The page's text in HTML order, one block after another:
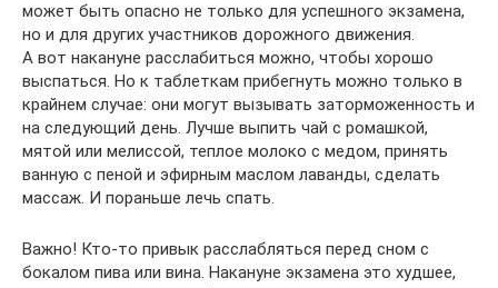
может быть опасно не только для успешного экзамена,
но и для других участников дорожного движения.
А вот накануне расслабиться можно, чтобы хорошо
выспаться. Но к таблеткам прибегнуть можно только в
крайнем случае: они могут вызывать заторможенность и
на следующий день. Лучше выпить чай с ромашкой,
мятой или мелиссой, теплое молоко с медом, принять
ванную с пеной и эфирным маслом лаванды, сделать
массаж. И пораньше лечь спать.
Важно! Кто-то привык расслабляться перед сном с
бокалом пива или вина. Накануне экзамена это худшее,